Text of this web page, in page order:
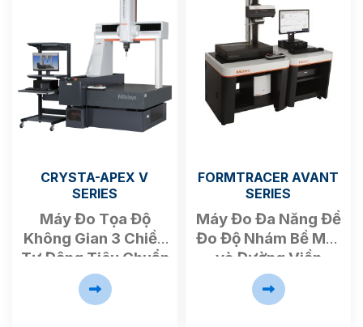
CRYSTA-APEX V
SERIES
Máy Đo Tọa Độ
Không Gian 3 Chiều
Tự Động Tiêu Chuẩn
FORMTRACER AVANT
SERIES
Máy Đo Đa Năng Để
Đo Độ Nhám Bề Mặt
và Đường Viền